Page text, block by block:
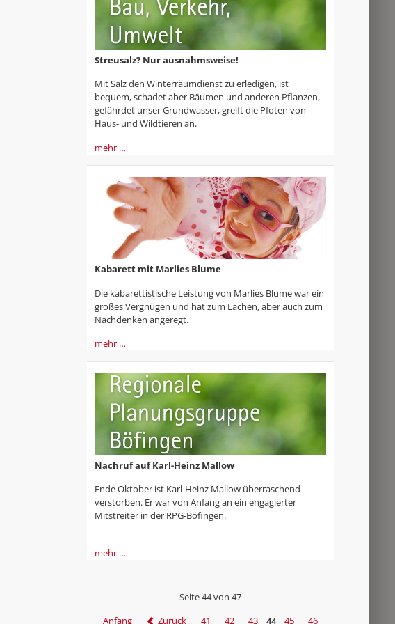
Streusalz? Nur ausnahmsweise!
Mit Salz den Winterräumdienst zu erledigen, ist
bequem, schadet aber Bäumen und anderen Pflanzen,
gefährdet unser Grundwasser, greift die Pfoten von
Haus- und Wildtieren an.
mehr …
Kabarett mit Marlies Blume
Die kabarettistische Leistung von Marlies Blume war ein
großes Vergnügen und hat zum Lachen, aber auch zum
Nachdenken angeregt.
mehr …
Nachruf auf Karl-Heinz Mallow
Ende Oktober ist Karl-Heinz Mallow überraschend
verstorben. Er war von Anfang an ein engagierter
Mitstreiter in der RPG-Böfingen.
mehr …
Seite 44 von 47
Anfang
Zurück 41 42 43 44 45 46